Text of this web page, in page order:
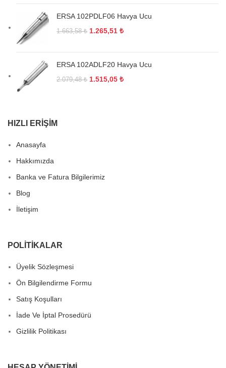
ERSA 102PDLF06 Havya Ucu
1.663,58₺ 1.265,51 ₺
ERSA 102ADLF20 Havya Ucu
2.079,48₺ 1.515,05 ₺
HIZLI ERIŞIM
Anasayfa
Hakkımızda
Banka ve Fatura Bilgilerimiz
Blog
İletişim
POLITIKALAR
Üyelik Sözleşmesi
Ön Bilgilendirme Formu
Satış Koşulları
İade Ve İptal Prosedürü
Gizlilik Politikası